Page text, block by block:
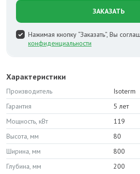
ЗАКАЗАТЬ
Нажимая кнопку “Заказать”, Вы
конфиденциальности
Характеристики
Производитель
Isoterm
Гарантия
5 лет
Мощность, кВт
119
Высота, мм
80
Ширина, мм
800
Глубина, мм
200